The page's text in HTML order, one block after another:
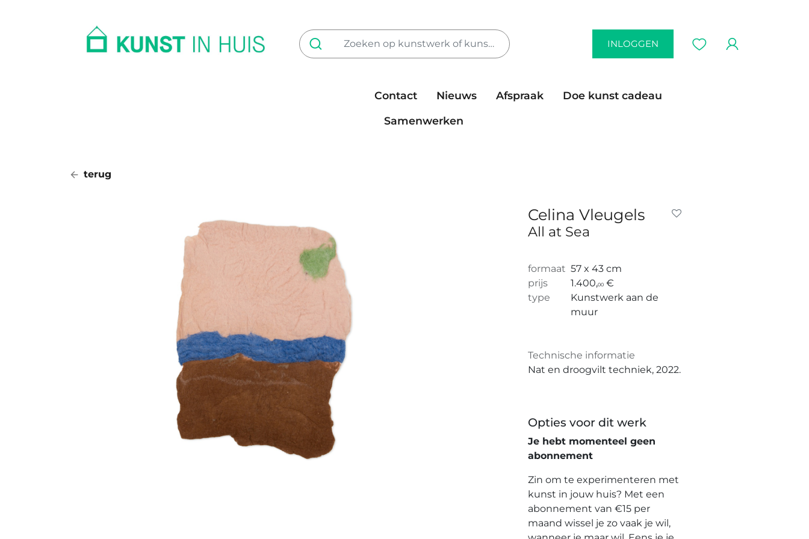
INLOGGEN
Contact Nieuws Afspraak
Doe kunst cadeau
Samenwerken
terug
Celina Vleugels
All at Sea
formaat 57 x 43 cm
prijs
1.400,00 €
type
Kunstwerk aan de
muur
Technische informatie
Nat en droogvilt techniek, 2022.
Opties voor dit werk
Je hebt momenteel geen
abonnement
Zin om te experimenteren met
kunst in jouw huis? Met een
abonnement van €15 per
maand wissel je zo vaak je wil,